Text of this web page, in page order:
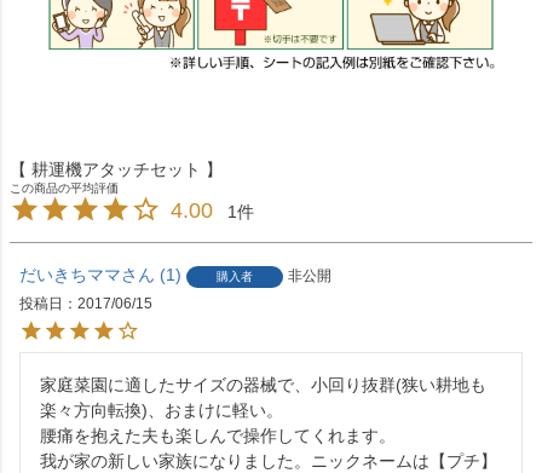
【 耕運機アタッチセット 】
4.00 1
だいきちママ 1 購入者
非公開
投稿日
2017/06/15
家庭菜園に適したサイズの器械で、小回り抜群(狭い耕地も
楽々方向転換)、おまけに軽い。
腰痛を抱えた夫も楽しんで操作してくれます。
我が家の新しい家族になりました。ニックネームは【プチ】